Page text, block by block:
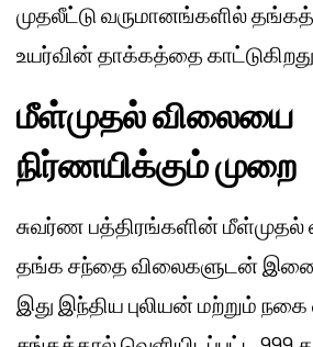
முதலீட்டு வருமானங்களில்
உயர்வின் தாக்கத்தை
மீள்முதல் விலையை
நிர்ணயிக்கும் முறை
சுவர்ண பத்திரங்களின் மீள்முதல்
தங்க சந்தை விலைகளுடன்
இது இந்திய புலியன் மற்றும் நகை